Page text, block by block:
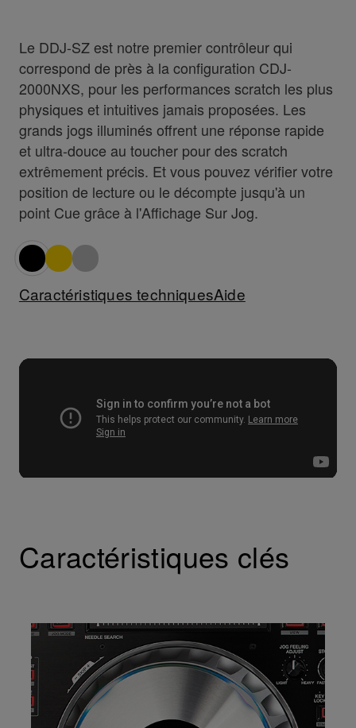
Le DDJ-SZ est notre premier contrôleur qui
correspond de près à la configuration CDJ-
2000NXS, pour les performances scratch les plus
physiques et intuitives jamais proposées. Les
grands jogs illuminés offrent une réponse rapide
et ultra-douce au toucher pour des scratch
extrêmement précis. Et vous pouvez vérifier votre
position de lecture ou le décompte jusqu'à un
point Cue grâce à l'Affichage Sur Jog.
Caractéristiques techniquesAide
Caractéristiques clés